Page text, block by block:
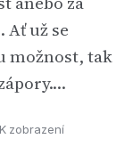
už se
možnost, tak
zobrazení